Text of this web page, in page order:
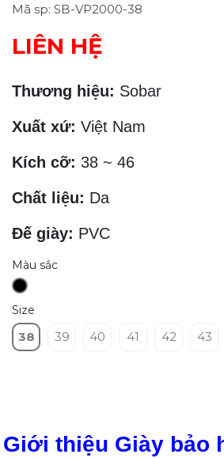
Mã sp: SB-VP2000-38
LIÊN HỆ
Thương hiệu: Sobar
Xuất xứ: Việt Nam
Kích cỡ: 38 ~ 46
Chất liệu: Da
Đế giày: PVC
Màu sắc
Size
38 39 40 41 42 43
Giới thiệu Giày bảo